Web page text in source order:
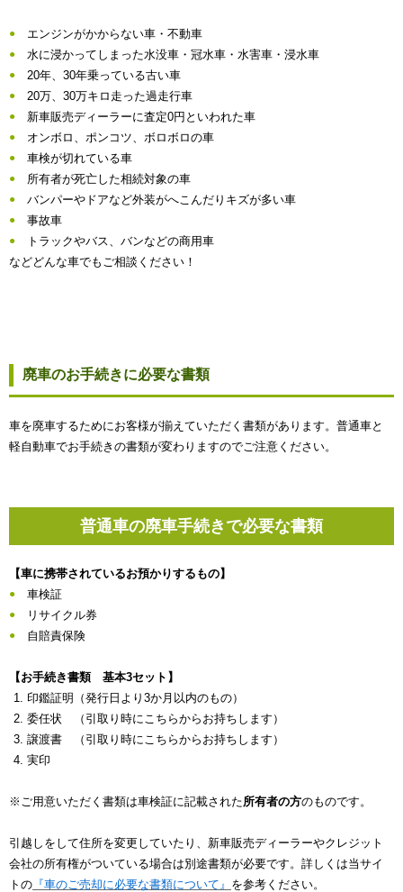
エンジンがかからない車・不動車
水に浸かってしまった水没車・冠水車・水害車・浸水車
20年、30年乗っている古い車
20万、30万キロ走った過走行車
新車販売ディーラーに査定0円といわれた車
オンボロ、ポンコツ、ボロボロの車
車検が切れている車
所有者が死亡した相続対象の車
バンパーやドアなど外装がへこんだりキズが多い車
事故車
トラックやバス、バンなどの商用車
などどんな車でもご相談ください！
廃車のお手続きに必要な書類
車を廃車するためにお客様が揃えていただく書類があります。普通車と
軽自動車でお手続きの書類が変わりますのでご注意ください。
普通車の廃車手続きで必要な書類
【車に携帯されているお預かりするもの】
車検証
リサイクル券
自賠責保険
【お手続き書類 基本3セット】
印鑑証明（発行日より3か月以内のもの）
委任状 （引取り時にこちらからお持ちします）
譲渡書 （引取り時にこちらからお持ちします）
実印
※ご用意いただく書類は車検証に記載された所有者の方のものです。
引越しをして住所を変更していたり、新車販売ディーラーやクレジット
会社の所有権がついている場合は別途書類が必要です。詳しくは当サイ
トの 『車のご売却に必要な書類について』 を参考ください。